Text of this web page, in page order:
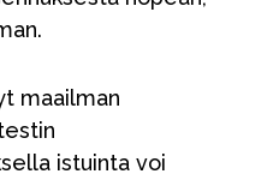
maailman
istuinta voi